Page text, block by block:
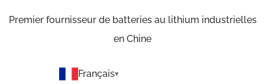
Premier fournisseur de batteries au lithium industrielles
en Chine
Français